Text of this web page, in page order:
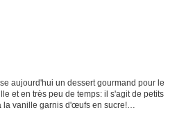
aujourd'hui un dessert gourmand pour le
et en très peu de temps: il s'agit de petits
la vanille garnis d'œufs en sucre!